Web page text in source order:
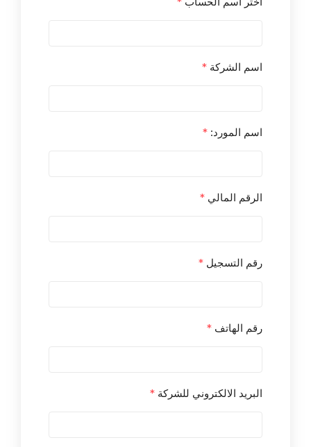
اسم الشركة *
اسم المورد: *
الرقم المالي *
رقم التسجيل *
رقم الهاتف *
البريد الالكتروني للشركة *